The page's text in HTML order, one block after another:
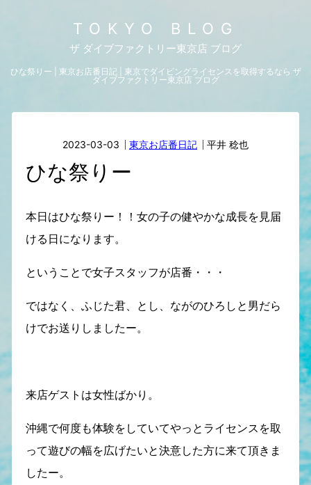
TOKYO BLOG
ザ ダイブファクトリー東京店 ブログ
ひな祭りー | 東京お店番日記 | 東京でダイビングライセンスを取得するなら ザ
ダイブファクトリー東京店 ブログ
2023-03-03 東京お店番日記 平井 稔也
ひな祭りー
本日はひな祭りー！！女の子の健やかな成長を見届
ける日になります。
ということで女子スタッフが店番・・・
ではなく、ふじた君、とし、ながのひろしと男だら
けでお送りしましたー。
来店ゲストは女性ばかり。
沖縄で何度も体験をしていてやっとライセンスを取
って遊びの幅を広げたいと決意した方に来て頂きま
したー。